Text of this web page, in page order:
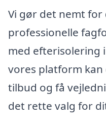
Vi gør det nemt for
professionelle
med efterisolering
vores platform
tilbud og få
det rette valg for